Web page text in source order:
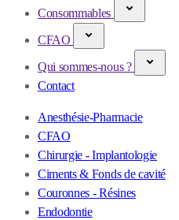
Consommables
CFAO
Qui sommes-nous ?
Contact
Anesthésie-Pharmacie
CFAO
Chirurgie - Implantologie
Ciments & Fonds de cavité
Couronnes - Résines
Endodontie